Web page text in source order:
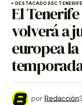
DESTACADOSSC
El
volverá a
europea
por Redacción